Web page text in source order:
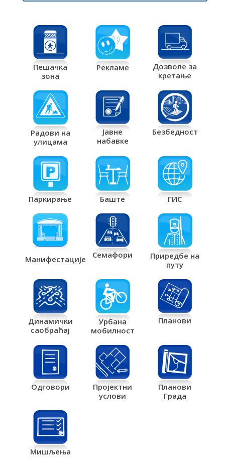
Пешачка
зона
Рекламе
Дозволе за
кретање
Радови на
улицама
Јавне
набавке
Безбедност
Паркирање Баште ГИС
Манифестације Семафори
Приредбе на
путу
Динамички
саобраћај
Урбана
мобилност
Планови
Одговори
Пројектни
услови
Планови
Града
Мишљења